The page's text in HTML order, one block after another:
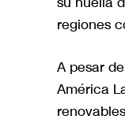
regiones
A pesar
América